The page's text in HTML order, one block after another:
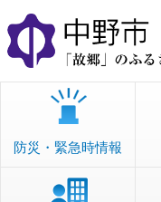
本
文
へ
移
防災・緊急時情報